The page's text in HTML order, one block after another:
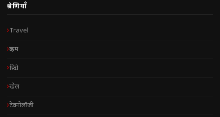
श्रेणियाँ
Travel
क्राइम
क्रिप्टो
खेल
टेक्नोलॉजी